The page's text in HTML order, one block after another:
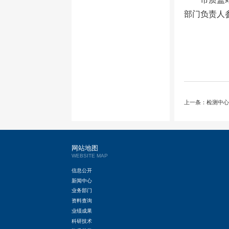
部门负责人
上一条：检测中
网站地图
WEBSITE MAP
信息公开
新闻中心
业务部门
资料查询
业绩成果
科研技术